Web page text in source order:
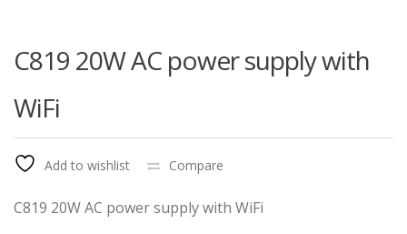
C819 20W AC power supply with
WiFi
Add to wishlist Compare
C819 20W AC power supply with WiFi